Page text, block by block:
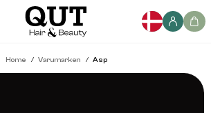
Home Varumarken Asp